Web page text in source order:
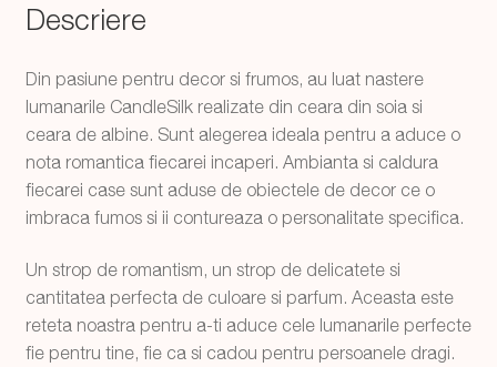
Descriere
Din pasiune pentru decor si frumos, au luat nastere
lumanarile CandleSilk realizate din ceara din soia si
ceara de albine. Sunt alegerea ideala pentru a aduce o
nota romantica fiecarei incaperi. Ambianta si caldura
fiecarei case sunt aduse de obiectele de decor ce o
imbraca fumos si ii contureaza o personalitate specifica.
Un strop de romantism, un strop de delicatete si
cantitatea perfecta de culoare si parfum. Aceasta este
reteta noastra pentru a-ti aduce cele lumanarile perfecte
fie pentru tine, fie ca si cadou pentru persoanele dragi.